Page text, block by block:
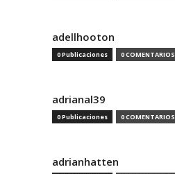
adellhooton
0 Publicaciones 0 COMENTARIOS
adrianal39
0 Publicaciones 0 COMENTARIOS
adrianhatten